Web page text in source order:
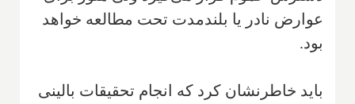
عوارض نادر یا بلندمدت تحت مطالعه خواهد
بود.
باید خاطرنشان کرد که انجام تحقیقات بالینی